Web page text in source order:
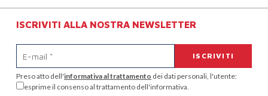
ISCRIVITI ALLA NOSTRA NEWSLETTER
Preso atto dell'informativa al trattamento dei dati personali, l'utente:
esprime il consenso al trattamento dell'informativa.